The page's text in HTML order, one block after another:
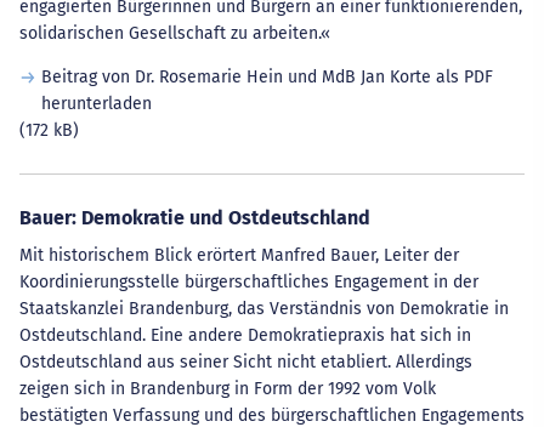
engagierten Bürgerinnen und Bürgern an einer funktionierenden,
solidarischen Gesellschaft zu arbeiten.«
Beitrag von Dr. Rosemarie Hein und MdB Jan Korte als PDF
herunterladen
(172 kB)
Bauer: Demokratie und Ostdeutschland
Mit historischem Blick erörtert Manfred Bauer, Leiter der
Koordinierungsstelle bürgerschaftliches Engagement in der
Staatskanzlei Brandenburg, das Verständnis von Demokratie in
Ostdeutschland. Eine andere Demokratiepraxis hat sich in
Ostdeutschland aus seiner Sicht nicht etabliert. Allerdings
zeigen sich in Brandenburg in Form der 1992 vom Volk
bestätigten Verfassung und des bürgerschaftlichen Engagements